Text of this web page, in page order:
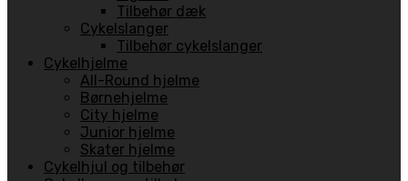
Tilbehør dæk
Cykelslanger
Tilbehør cykelslanger
Cykelhjelme
All-Round hjelme
Børnehjelme
City hjelme
Junior hjelme
Skater hjelme
Cykelhjul og tilbehør